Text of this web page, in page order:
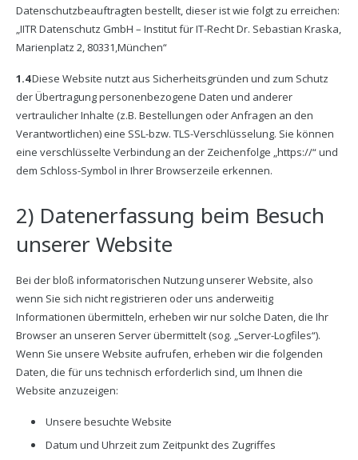
Datenschutzbeauftragten bestellt, dieser ist wie folgt zu erreichen:
„IITR Datenschutz GmbH – Institut für IT-Recht Dr. Sebastian Kraska,
Marienplatz 2, 80331,München“
1.4Diese Website nutzt aus Sicherheitsgründen und zum Schutz
der Übertragung personenbezogene Daten und anderer
vertraulicher Inhalte (z.B. Bestellungen oder Anfragen an den
Verantwortlichen) eine SSL-bzw. TLS-Verschlüsselung. Sie können
eine verschlüsselte Verbindung an der Zeichenfolge „https://“ und
dem Schloss-Symbol in Ihrer Browserzeile erkennen.
2) Datenerfassung beim Besuch
unserer Website
Bei der bloß informatorischen Nutzung unserer Website, also
wenn Sie sich nicht registrieren oder uns anderweitig
Informationen übermitteln, erheben wir nur solche Daten, die Ihr
Browser an unseren Server übermittelt (sog. „Server-Logfiles“).
Wenn Sie unsere Website aufrufen, erheben wir die folgenden
Daten, die für uns technisch erforderlich sind, um Ihnen die
Website anzuzeigen:
Unsere besuchte Website
Datum und Uhrzeit zum Zeitpunkt des Zugriffes